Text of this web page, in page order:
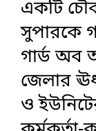
একটি
সুপারকে
গার্ড অব
জেলার
ও